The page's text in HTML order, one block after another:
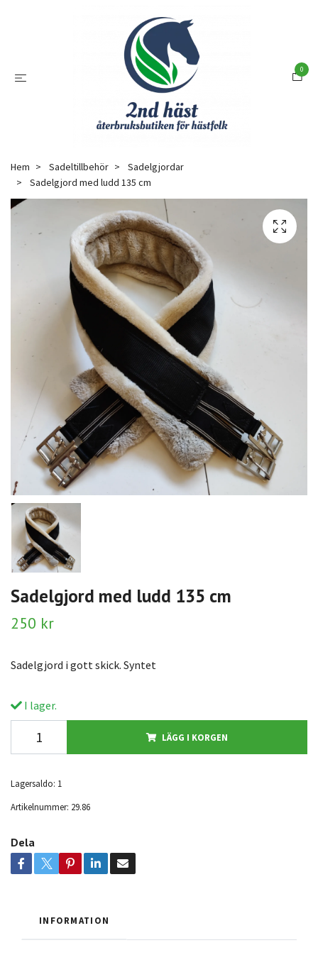
0
Hem Sadeltillbehör
Sadelgjordar
Sadelgjord med ludd 135 cm
Sadelgjord med ludd 135 cm
250 kr
Sadelgjord i gott skick. Syntet
I lager.
LÄGG I KORGEN
Lagersaldo: 1
Artikelnummer: 29.86
Dela
INFORMATION